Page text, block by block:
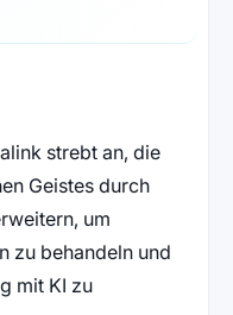
strebt an, die
Geistes durch
um
zu behandeln und
mit KI zu